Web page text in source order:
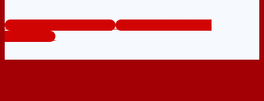
www.cuanhuacomposite.org
Tổng đài tư vấn miễn phí:
0824.400.400